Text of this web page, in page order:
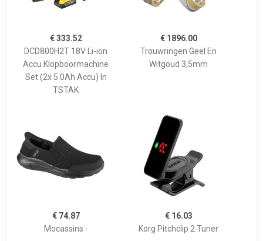
€ 333.52
DCD800H2T 18V Li-ion
Accu Klopboormachine
Set (2x 5.0Ah Accu) In
TSTAK
€ 1896.00
Trouwringen Geel En
Witgoud 3,5mm
€ 74.87
Mocassins -
€ 16.03
Korg Pitchclip 2 Tuner